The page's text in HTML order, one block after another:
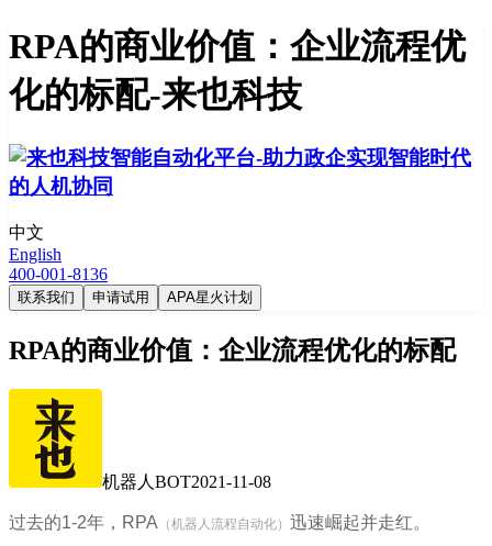
RPA的商业价值：企业流程优
化的标配-来也科技
中文
English
400-001-8136
联系我们 申请试用 APA星火计划
RPA的商业价值：企业流程优化的标配
机器人BOT2021-11-08
过去的1-2年，RPA （机器人流程自动化） 迅速崛起并走红。